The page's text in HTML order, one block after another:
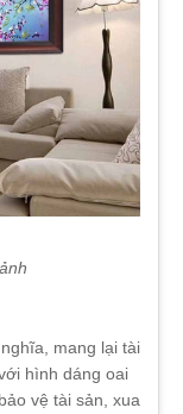
mang lại tài
hình dáng oai
vệ tài sản, xua